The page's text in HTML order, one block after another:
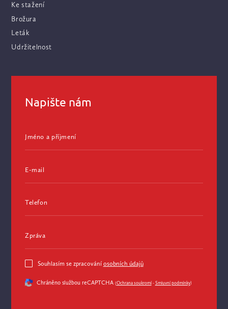
Ke stažení
Brožura
Leták
Udržitelnost
Napište nám
Jméno a příjmení
E-mail
Telefon
Zpráva
Souhlasím se zpracování osobních údajů
Chráněno službou reCAPTCHA (Ochrana soukromí-Smluvní podmínky)